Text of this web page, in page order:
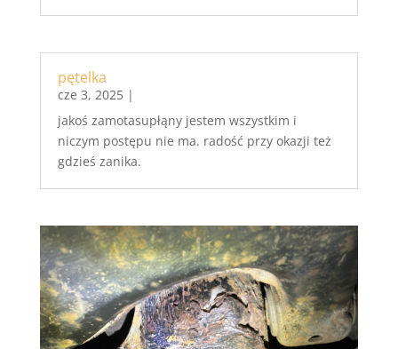
pętelka
cze 3, 2025|
jakoś zamotasupłąny jestem wszystkim i
niczym postępu nie ma. radość przy okazji też
gdzieś zanika.